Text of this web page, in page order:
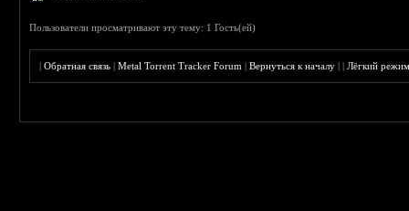
Пользователи просматривают эту тему: 1 Гость(ей)
|Обратная связь |Metal Torrent Tracker Forum |Вернуться к началу ||Лёгкий